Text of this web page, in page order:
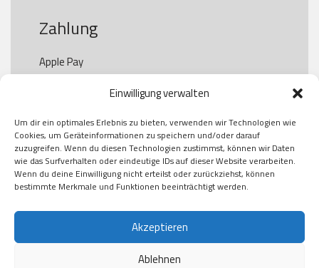
Einwilligung verwalten
Um dir ein optimales Erlebnis zu bieten, verwenden wir Technologien wie
Cookies, um Geräteinformationen zu speichern und/oder darauf
zuzugreifen. Wenn du diesen Technologien zustimmst, können wir Daten
wie das Surfverhalten oder eindeutige IDs auf dieser Website verarbeiten.
Wenn du deine Einwilligung nicht erteilst oder zurückziehst, können
bestimmte Merkmale und Funktionen beeinträchtigt werden.
Akzeptieren
Ablehnen
Zahlung
Apple Pay
Paypal
Kauf auf Rechung
Klarna
American Express